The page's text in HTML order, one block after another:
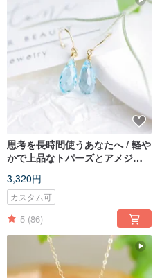
思考を長時間使うあなたへ / 軽や
かで上品なトパーズとアメジス
アス
3,320円
カスタム可
5 (86)